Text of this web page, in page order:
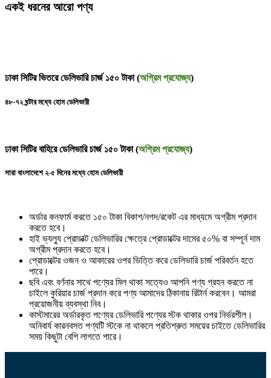
একই ধরনের আরো পণ্য
ঢাকা সিটির ভিতরে ডেলিভারি চার্জ ১৫০ টাকা (অগ্রিম প্রযোজ্য)
৪৮-৭২ ঘন্টার মধ্যে হোম ডেলিভারী
ঢাকা সিটির বাহিরে ডেলিভারি চার্জ ১৫০ টাকা (অগ্রিম প্রযোজ্য)
সারা বাংলাদেশে ২-৫ দিনের মধ্যে হোম ডেলিভারী
অর্ডার কনফার্ম করতে ১৫০ টাকা বিকাশ/নগদ/রকেট এর মাধ্যমে অগ্রীম প্রদান
করতে হবে।
হাই ভ্যল্যু প্রোডাক্ট ডেলিভারির ক্ষেত্রে প্রোডাক্টের দামের ৫০% বা সম্পূর্ন দাম
অগ্রীম প্রদান করতে হবে।
প্রোডাক্টের ওজন ও আকারের ওপর ভিত্তি করে ডেলিভারি চার্জ পরিবর্তন হতে
পারে।
ছবি এবং বর্ণনার সাথে পণ্যের মিল থাকা সত্যেও আপনি পণ্য গ্রহন করতে না
চাইলে কুরিয়ার চার্জ প্রদান করে পণ্য আমাদের ঠিকানায় রিটার্ন করবেন। আমরা
প্রয়োজনীয় ব্যবস্থা নিব।
কাস্টমারের অর্ডারকৃত পণ্যের ডেলিভারি পণ্যের স্টক থাকার ওপর নির্ভরশীল।
অনিবার্য কারনবসত পণ্যটি স্টকে না থাকলে প্রতিশ্রুত সময়ের চাইতে ডেলিভারির
সময় কিছুটা বেশি লাগতে পারে।